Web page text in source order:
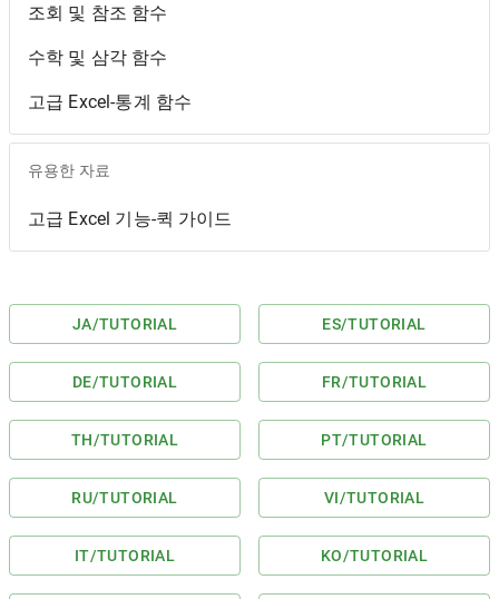
조회 및 참조 함수
수학 및 삼각 함수
고급 Excel-통계 함수
유용한 자료
고급 Excel 기능-퀵 가이드
JA/TUTORIAL ES/TUTORIAL
DE/TUTORIAL FR/TUTORIAL
TH/TUTORIAL PT/TUTORIAL
RU/TUTORIAL VI/TUTORIAL
IT/TUTORIAL KO/TUTORIAL